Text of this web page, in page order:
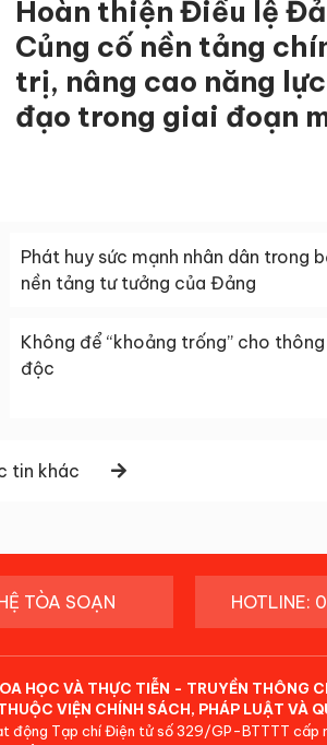
Hoàn thiện Điều lệ
Củng cố nền tảng
trị, nâng cao năng
đạo trong giai đoạn
Phát huy sức mạnh nhân dân trong
nền tảng tư tưởng của Đảng
Không để “khoảng trống” cho
độc
tin khác
TÒA SOẠN HOTLINE:
HỌC VÀ THỰC TIỄN - TRUYỀN THÔNG
VIỆN CHÍNH SÁCH, PHÁP LUẬT VÀ
động Tạp chí Điện tử số 329/GP-BTTTT cấp